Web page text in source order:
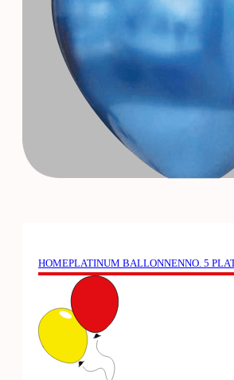
HOMEPLATINUM BALLONNENNO. 5